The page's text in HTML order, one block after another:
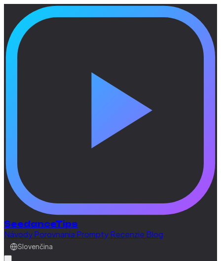
SeedanceTips
NávodyPorovnania PromptyRecenzie Blog
Slovenčina